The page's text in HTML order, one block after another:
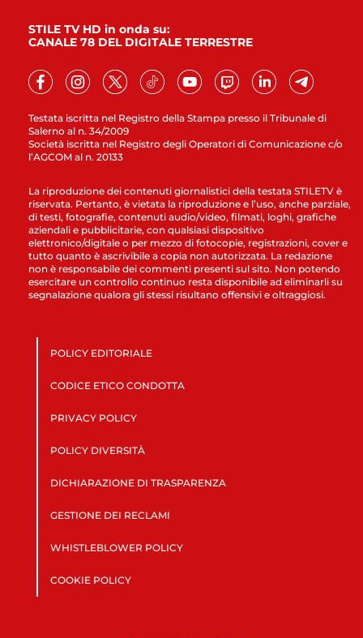
Testata iscritta nel Registro della Stampa presso il Tribunale di
Salerno al n. 34/2009
Società iscritta nel Registro degli Operatori di Comunicazione c/o
l’AGCOM al n. 20133
STILE TV HD in onda su:
CANALE 78 DEL DIGITALE TERRESTRE
La riproduzione dei contenuti giornalistici della testata STILETV è
riservata. Pertanto, è vietata la riproduzione e l’uso, anche parziale,
di testi, fotografie, contenuti audio/video, filmati, loghi, grafiche
aziendali e pubblicitarie, con qualsiasi dispositivo
elettronico/digitale o per mezzo di fotocopie, registrazioni, cover e
tutto quanto è ascrivibile a copia non autorizzata. La redazione
non è responsabile dei commenti presenti sul sito. Non potendo
esercitare un controllo continuo resta disponibile ad eliminarli su
segnalazione qualora gli stessi risultano offensivi e oltraggiosi.
POLICY EDITORIALE
CODICE ETICO CONDOTTA
PRIVACY POLICY
POLICY DIVERSITÀ
DICHIARAZIONE DI TRASPARENZA
GESTIONE DEI RECLAMI
WHISTLEBLOWER POLICY
COOKIE POLICY